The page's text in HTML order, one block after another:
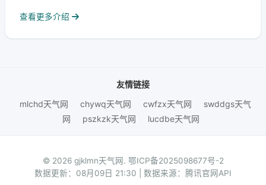
查看更多介绍
友情链接
mlchd天气网
chywq天气网 cwfzx天气网
swddgs天气
网
pszkzk天气网 lucdbe天气网
© 2026 gjklmn天气网. 鄂ICP备2025098677号-2
数据更新：08月09日 21:30 | 数据来源：腾讯官网API